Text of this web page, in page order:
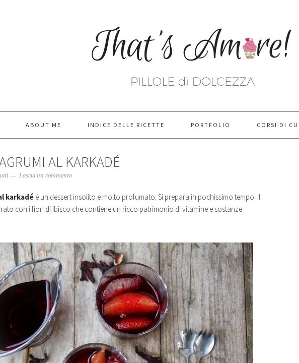
ABOUT ME INDICE DELLE RICETTE PORTFOLIO CORSI DI
AL KARKADÉ
Lascia un commento
karkadé è un dessert insolito e molto profumato. Si prepara in pochissimo tempo. Il
con i fiori di ibisco che contiene un ricco patrimonio di vitamine e sostanze